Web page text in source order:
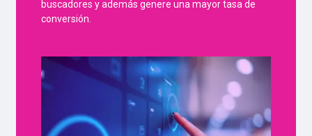
buscadores y además genere una mayor tasa de
conversión.